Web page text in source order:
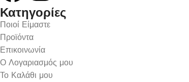
Κατηγορίες
Ποιοί Είμαστε
Προϊόντα
Επικοινωνία
Ο Λογαριασμός μου
Το Καλάθι μου